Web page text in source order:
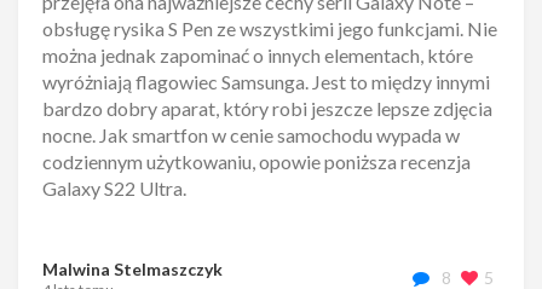
obsługę rysika S Pen ze wszystkimi jego funkcjami. Nie
można jednak zapominać o innych elementach, które
wyróżniają flagowiec Samsunga. Jest to między innymi
bardzo dobry aparat, który robi jeszcze lepsze zdjęcia
nocne. Jak smartfon w cenie samochodu wypada w
codziennym użytkowaniu, opowie poniższa recenzja
Galaxy S22 Ultra.
Malwina Stelmaszczyk 8 5